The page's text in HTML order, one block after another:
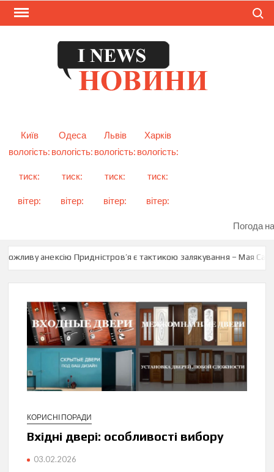
Skip
Київ
Одеса Львів
Харків
вологість:
тиск:
вітер:
вологість:
тиск:
вітер:
вологість:
тиск:
вітер:
вологість:
тиск:
вітер:
Погода
анексію Придністров’я є тактикою залякування – Мая Санду
КОРИСНІ ПОРАДИ
Вхідні двері: особливості вибору
03.02.2026